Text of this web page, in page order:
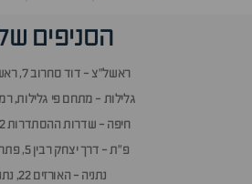
הסניפים
ראשל״צ - דוד סחרוב 7, ראשון לציון
גלילות - מתחם פי גלילות,
חיפה - שדרות ההסתדרות 52, חיפה
פ״ת - דרך יצחק רבין 5, פתח תקווה
נתניה - האורזים 22, נתניה